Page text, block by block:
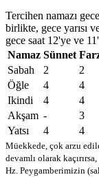
Tercihen namazı
birlikte, gece yarısı
gece saat 12'ye ve
Namaz Sünnet
Sabah
2 2
Öğle
4 4
Ikindi
4 4
Akşam - 3
Yatsı
4 4
Müekkede, çok arzu
devamlı olarak
Hz. Peygamberimizin